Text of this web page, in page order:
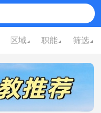
区域 职能 筛选